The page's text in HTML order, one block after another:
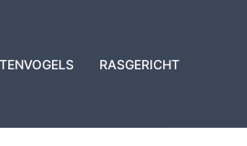
RASGERICHT